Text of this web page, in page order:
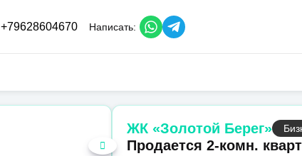
+79628604670 Написать:
Продается 2-комн.
ЖК «Золотой Берег»